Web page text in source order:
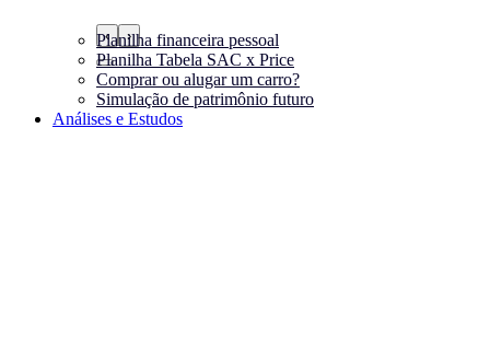
‹ ›
Planilha financeira pessoal
Planilha Tabela SAC x Price
Comprar ou alugar um carro?
Simulação de patrimônio futuro
Análises e Estudos